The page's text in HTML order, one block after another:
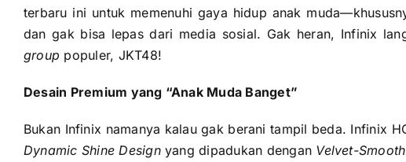
terbaru ini untuk memenuhi gaya hidup anak
dan gak bisa lepas dari media sosial. Gak heran, Infinix
group populer, JKT48!
Desain Premium yang “Anak Muda Banget”
Bukan Infinix namanya kalau gak berani tampil beda. Infinix
Dynamic Shine Designyang dipadukan dengan Velvet-